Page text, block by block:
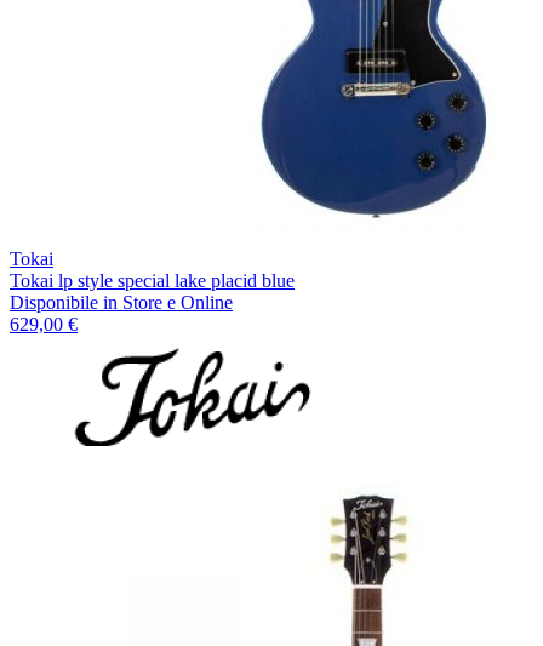
Tokai
Tokai lp style special lake placid blue
Disponibile in Store e Online
629,00 €